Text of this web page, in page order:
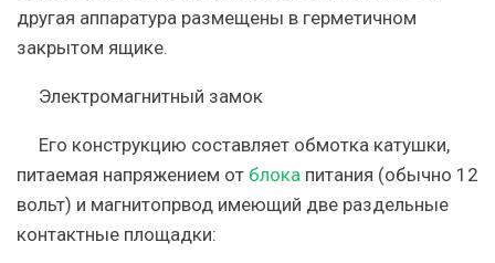
другая аппаратура размещены в герметичном
закрытом ящике.
Электромагнитный замок
Его конструкцию составляет обмотка катушки,
питаемая напряжением от блока питания (обычно 12
вольт) и магнитопрвод имеющий две раздельные
контактные площадки: